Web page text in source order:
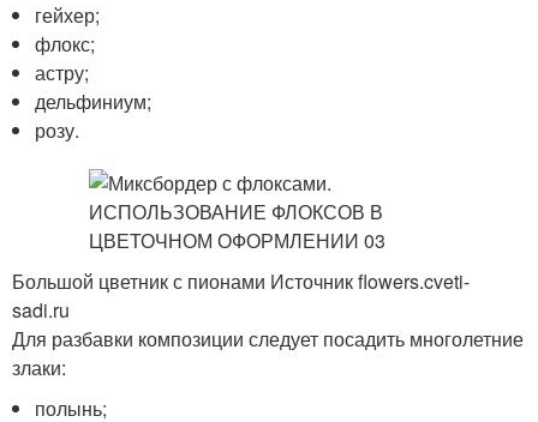
гейхер;
флокс;
астру;
дельфиниум;
розу.
Большой цветник с пионами Источник flowers.cveti-
sadi.ru
Для разбавки композиции следует посадить многолетние
злаки:
полынь;